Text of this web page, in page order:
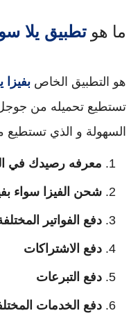
ما هو تطبيق يلا
هو التطبيق الخاص بفيزا
تستطيع تحميله من جوجل
السهولة و الذي تستطيع
معرفه رصيدك في
شحن الفيزا سواء
دفع الفواتير
دفع الاشتراكات
دفع التبرعات
دفع الخدمات